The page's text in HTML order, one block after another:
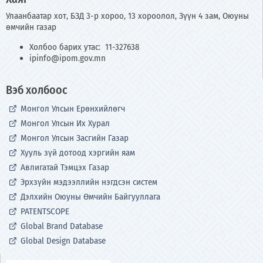
Улаанбаатар хот, БЗД 3-р хороо, 13 хороолол, Зүүн 4 зам, Оюуны
өмчийн газар
Холбоо барих утас: 11-327638
ipinfo@ipom.gov.mn
Вэб холбоос
Монгол Улсын Ерөнхийлөгч
Монгол Улсын Их Хурал
Монгол Улсын Засгийн Газар
Хууль зүй дотоод хэргийн яам
Авлигатай Тэмцэх Газар
Эрхзүйн мэдээллийн нэгдсэн систем
Дэлхийн Оюуны Өмчийн Байгууллага
PATENTSCOPE
Global Brand Database
Global Design Database